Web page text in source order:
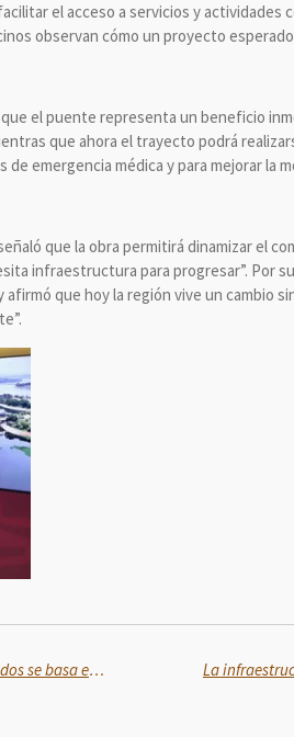
el acceso a servicios y actividades
observan cómo un proyecto
el puente representa un beneficio
que ahora el trayecto podrá
emergencia médica y para mejorar la
que la obra permitirá dinamizar el
infraestructura para progresar”. Por
que hoy la región vive un cambio
La buena relación entre México y Estados Unidos se basa en la aportación de los mexicanos en EU a la economía de ambas naciones